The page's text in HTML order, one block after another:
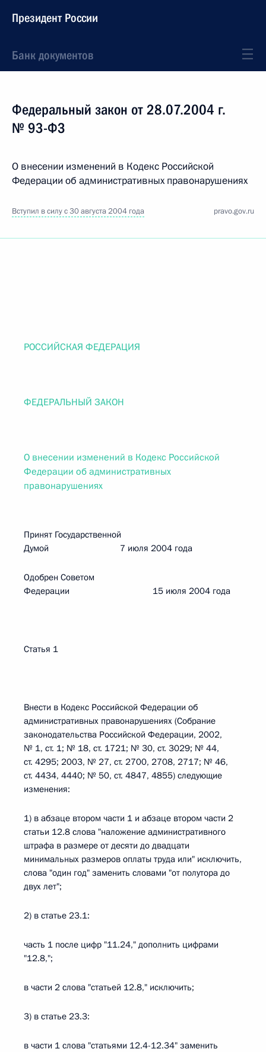
Президент России
Банк документов
Федеральный закон от 28.07.2004 г.
№ 93-ФЗ
О внесении изменений в Кодекс Российской
Федерации об административных правонарушениях
Вступил в силу с 30 августа 2004 года pravo.gov.ru
РОССИЙСКАЯ ФЕДЕРАЦИЯ
ФЕДЕРАЛЬНЫЙ ЗАКОН
О внесении изменений в Кодекс Российской
Федерации об административных
правонарушениях
Принят Государственной
Думой 7 июля 2004 года
Одобрен Советом
Федерации 15 июля 2004 года
Статья 1
Внести в Кодекс Российской Федерации об
административных правонарушениях (Собрание
законодательства Российской Федерации, 2002,
№ 1, ст. 1; № 18, ст. 1721; № 30, ст. 3029; № 44,
ст. 4295; 2003, № 27, ст. 2700, 2708, 2717; № 46,
ст. 4434, 4440; № 50, ст. 4847, 4855) следующие
изменения:
1) в абзаце втором части 1 и абзаце втором части 2
статьи 12.8 слова "наложение административного
штрафа в размере от десяти до двадцати
минимальных размеров оплаты труда или" исключить,
слова "один год" заменить словами "от полутора до
двух лет";
2) в статье 23.1:
часть 1 после цифр "11.24," дополнить цифрами
"12.8,";
в части 2 слова "статьей 12.8," исключить;
3) в статье 23.3:
в части 1 слова "статьями 12.4-12.34" заменить